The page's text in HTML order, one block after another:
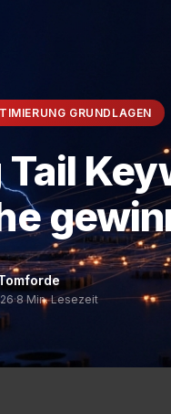
GRUNDLAGEN
Tail
·8 Min. Lesezeit